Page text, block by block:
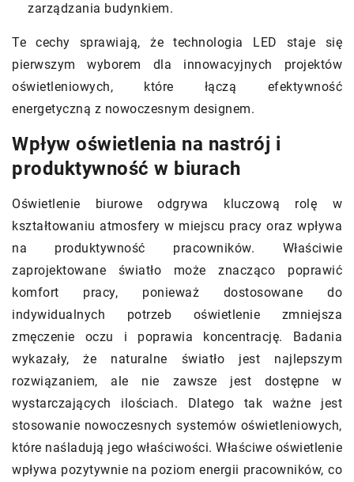
zarządzania budynkiem.
Te cechy sprawiają, że technologia LED staje się
pierwszym wyborem dla innowacyjnych projektów
oświetleniowych, które łączą efektywność
energetyczną z nowoczesnym designem.
Wpływ oświetlenia na nastrój i
produktywność w biurach
Oświetlenie biurowe odgrywa kluczową rolę w
kształtowaniu atmosfery w miejscu pracy oraz wpływa
na produktywność pracowników. Właściwie
zaprojektowane światło może znacząco poprawić
komfort pracy, ponieważ dostosowane do
indywidualnych potrzeb oświetlenie zmniejsza
zmęczenie oczu i poprawia koncentrację. Badania
wykazały, że naturalne światło jest najlepszym
rozwiązaniem, ale nie zawsze jest dostępne w
wystarczających ilościach. Dlatego tak ważne jest
stosowanie nowoczesnych systemów oświetleniowych,
które naśladują jego właściwości. Właściwe oświetlenie
wpływa pozytywnie na poziom energii pracowników, co